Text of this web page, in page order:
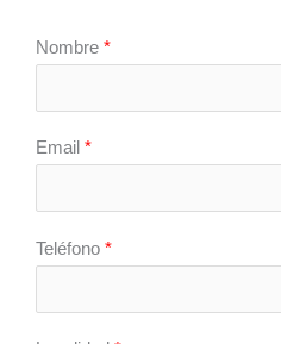
Nombre *
Email *
Teléfono *